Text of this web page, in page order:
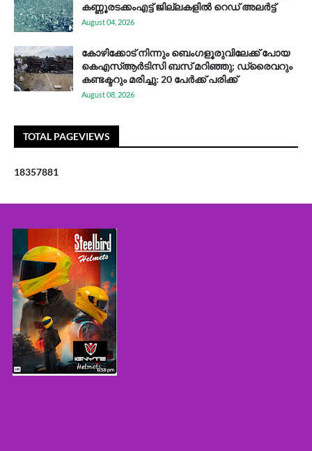
കണ്ണൂരടക്കംഎ​ട്ട് ജി​ല്ല​ക​ളി​ൽ റെ​ഡ് അ​ലർ​ട്ട്
August 04, 2026
കോഴിക്കോട് നിന്നും ബെംഗളൂരുവിലേക്ക് പോയ
കെഎസ്ആര്‍ടിസി ബസ് മറിഞ്ഞു; ഡ്രൈവറും
കണ്ടക്ടറും മരിച്ചു: 20 പേര്‍ക്ക് പരിക്ക്
August 08, 2026
TOTAL PAGEVIEWS
18357881